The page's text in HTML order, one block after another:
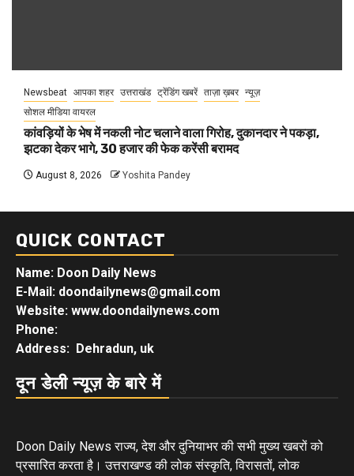
Newsbeat आपका शहर उत्तराखंड ट्रेंडिंग खबरें ताज़ा ख़बर न्यूज़
सोशल मीडिया वायरल
कांवड़ियों के भेष में नकली नोट चलाने वाला गिरोह, दुकानदार ने पकड़ा,
झटका देकर भागे, 30 हजार की फेक करेंसी बरामद
August 8, 2026 Yoshita Pandey
QUICK CONTACT
Name: Doon Daily News
E-Mail: doondailynews@gmail.com
Website: www.doondailynews.com
Phone:
Address: Dehradun, uk
दून डेली न्यूज़ के बारे में
Doon Daily News राज्य, देश और दुनियाभर की सभी मुख्य खबरों को
प्रसारित करता है। उत्तराखण्ड की लोक संस्कृति, विरासतों, लोक